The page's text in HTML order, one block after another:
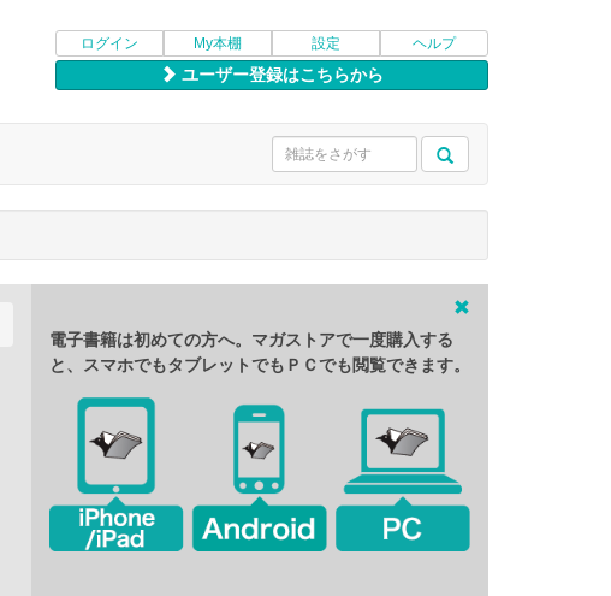
ログイン My本棚 設定 ヘルプ
ユーザー登録はこちらから
電子書籍は初めての方へ。マガストアで一度購入する
と、スマホでもタブレットでもＰＣでも閲覧できます。